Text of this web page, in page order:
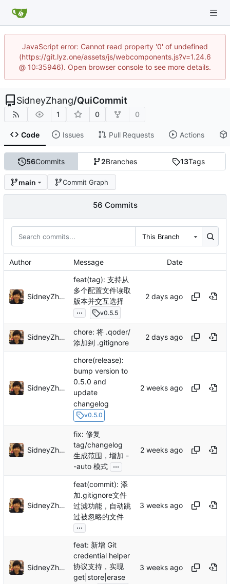
JavaScript error: Cannot read property '0' of undefined
(https://git.lyz.one/assets/js/webcomponents.js?v=1.24.6
@ 10:35946). Open browser console to see more details.
SidneyZhang/QuiCommit
1 0 0
Code Issues Pull Requests Actions
56Commits 2Branches 13Tags
main Commit Graph
56 Commits
This Branch
Author Message Date
SidneyZhang
feat(tag): 支持从
多个配置文件读取
版本并交互选择
...
v0.5.5
SidneyZhang
chore: 将 .qoder/
添加到 .gitignore
SidneyZhang
chore(release):
bump version to
0.5.0 and
update
changelog
v0.5.0
SidneyZhang
fix: 修复
tag/changelog
生成范围，增加 -
-auto 模式 ...
SidneyZhang
feat(commit): 添
加.gitignore文件
过滤功能，自动跳
过被忽略的文件
...
SidneyZhang
feat: 新增 Git
credential helper
协议支持，实现
get|store|erase